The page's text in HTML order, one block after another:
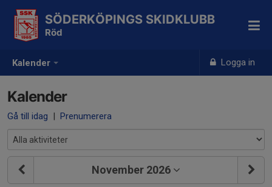
Kalender Logga in
SÖDERKÖPINGS SKIDKLUBB
Röd
Kalender
Gå till idag | Prenumerera
November 2026